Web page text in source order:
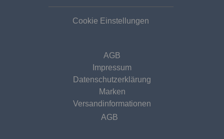
Cookie Einstellungen
AGB
Impressum
Datenschutzerklärung
Marken
Versandinformationen
AGB